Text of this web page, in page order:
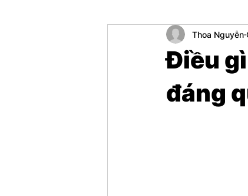
Điều
đáng
Thoa Nguyễn